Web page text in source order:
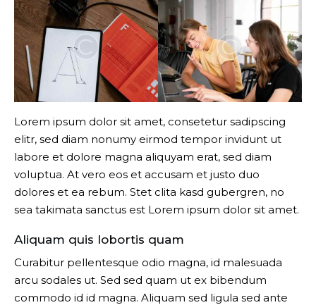
Lorem ipsum dolor sit amet, consetetur sadipscing
elitr, sed diam nonumy eirmod tempor invidunt ut
labore et dolore magna aliquyam erat, sed diam
voluptua. At vero eos et accusam et justo duo
dolores et ea rebum. Stet clita kasd gubergren, no
sea takimata sanctus est Lorem ipsum dolor sit amet.
Aliquam quis lobortis quam
Curabitur pellentesque odio magna, id malesuada
arcu sodales ut. Sed sed quam ut ex bibendum
commodo id id magna. Aliquam sed ligula sed ante